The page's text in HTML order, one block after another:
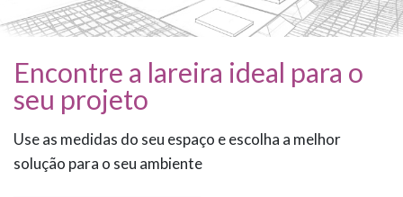
Encontre a lareira ideal para o
seu projeto
Use as medidas do seu espaço e escolha a melhor
solução para o seu ambiente